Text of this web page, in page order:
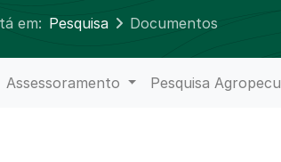
em: Pesquisa Documentos
Assessoramento Pesquisa